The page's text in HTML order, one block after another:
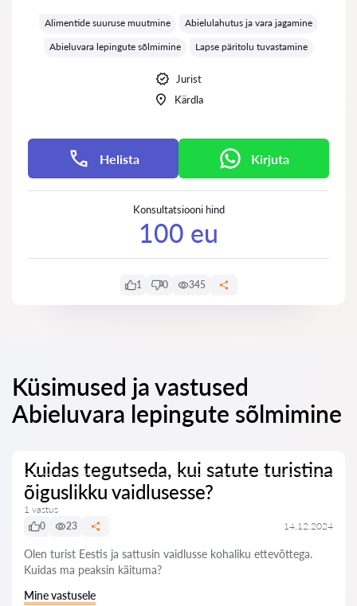
Alimentide suuruse muutmine
Abielulahutus ja vara jagamine
Abieluvara lepingute sõlmimine
Lapse päritolu tuvastamine
Jurist
Kärdla
Helista Kirjuta
Konsultatsiooni hind
100 eu
1 0 345
Küsimused ja vastused
Abieluvara lepingute sõlmimine
Kuidas tegutseda, kui satute turistina
õiguslikku vaidlusesse?
1 vastus
0
23 14.12.2024
Olen turist Eestis ja sattusin vaidlusse kohaliku ettevõttega.
Kuidas ma peaksin käituma?
Mine vastusele